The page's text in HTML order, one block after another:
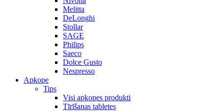
Melitta
DeLonghi
Stollar
SAGE
Philips
Saeco
Dolce Gusto
Nespresso
Apkope
Tips
Visi apkopes produkti
Tīrīšanas tabletes